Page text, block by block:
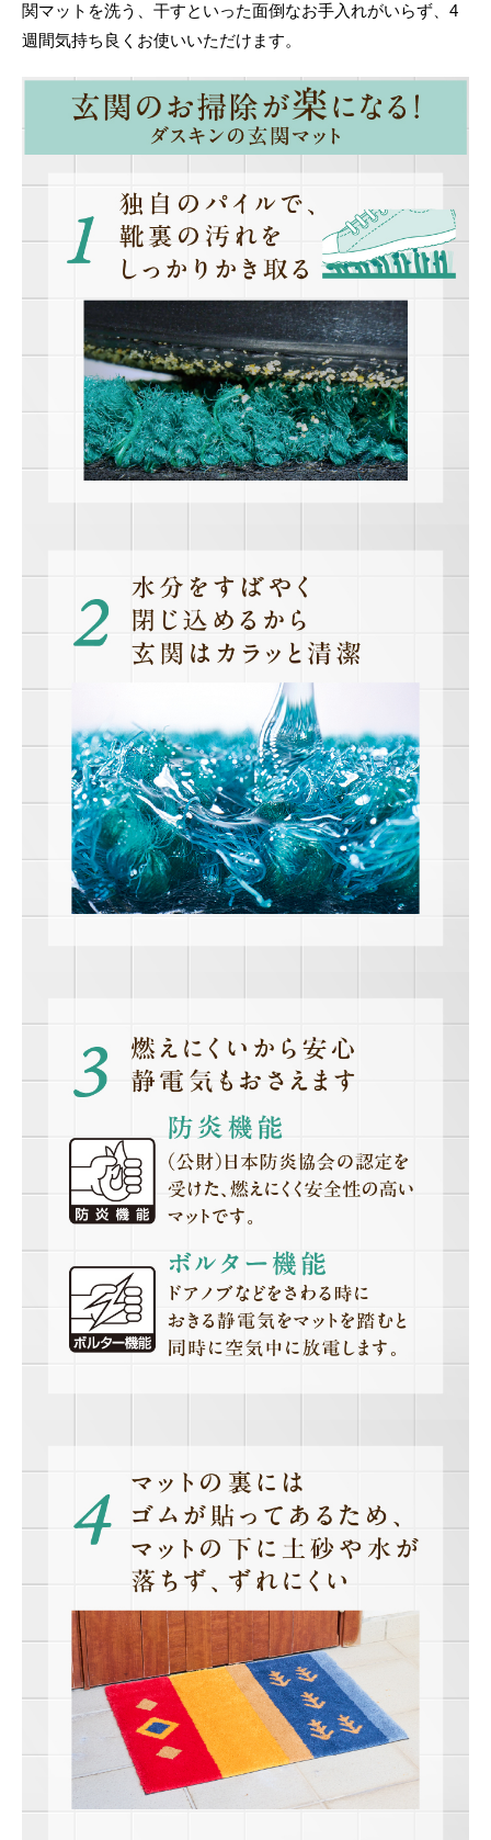
関マットを洗う、干すといった面倒なお手入れがいらず、4
週間気持ち良くお使いいただけます。